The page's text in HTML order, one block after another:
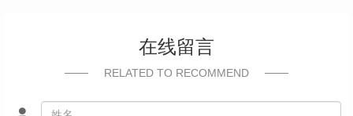
在线留言
RELATED TO RECOMMEND